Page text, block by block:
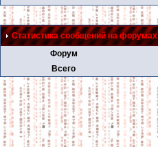
Статистика сообщений на форумах
Форум
Всего